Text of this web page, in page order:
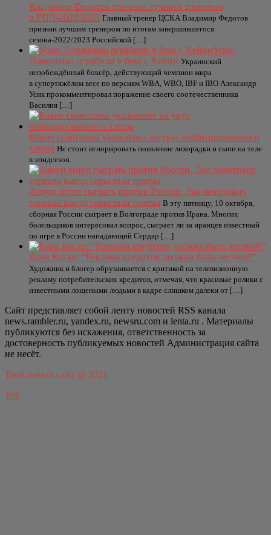
Владимир Федотов признан лучшим тренером
в РПЛ-2022/2023 Главный тренер ЦСКА Владимир Федотов
признан лучшим тренером по итогам завершившегося
сезона-2022/2023 Российской […]
Усик:
Ломаченко ограбили в бою с Хейни Украинский
непобеждённый боксёр, действующий чемпион мира
в супертяжёлом весе по версиям WBA, WBO, IBF и IBO Александр
Усик прокомментировал поражение своего соотечественника
Василия […]
Какие симптомы указывают на укус инфицированного
клеща Не стоит игнорировать появление лихорадки и сыпи на теле
в эпидсезон.
Азмун хотел сыграть против России. Экс-зенитовцу
сорвала выезд серьезная травма В эту пятницу, 10 октября,
сборная России сыграет в Волгограде против Ирана. Многих
болельщиков интересовал вопрос, сыграет ли за иранцев известный
по игре в России нападающий Сердар […]
Яков Коган: “Реклама кредитов должна быть честной”
Художник и блогер обрушивается с критикой на телевизионную
рекламу потребительских кредитов, отмечая, что красивые ролики с
известными лощеными людьми в кадре слишком далеки от […]
Сайт представляет собой ленту новостей RSS канала
news.rambler.ru, yandex.ru, newsru.com и lenta.ru . Материалы
публикуются без искажения, ответственность за
достоверность публикуемых новостей Администрация сайта
не несёт.
Твой пятый сайт @ 2021
Top